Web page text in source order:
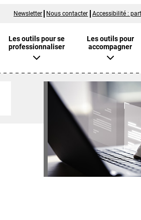
Newsletter Nous contacter Accessibilité :
Les outils pour se
professionnaliser
Les outils pour
accompagner